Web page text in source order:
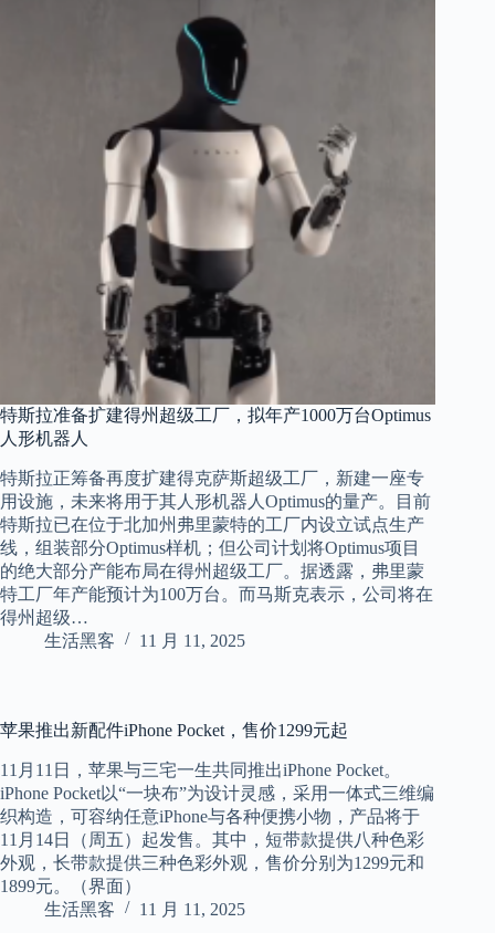
特斯拉准备扩建得州超级工厂，拟年产1000万台Optimus
人形机器人
特斯拉正筹备再度扩建得克萨斯超级工厂，新建一座专
用设施，未来将用于其人形机器人Optimus的量产。目前
特斯拉已在位于北加州弗里蒙特的工厂内设立试点生产
线，组装部分Optimus样机；但公司计划将Optimus项目
的绝大部分产能布局在得州超级工厂。据透露，弗里蒙
特工厂年产能预计为100万台。而马斯克表示，公司将在
得州超级…
生活黑客
11 月 11, 2025
苹果推出新配件iPhone Pocket，售价1299元起
11月11日，苹果与三宅一生共同推出iPhone Pocket。
iPhone Pocket以“一块布”为设计灵感，采用一体式三维编
织构造，可容纳任意iPhone与各种便携小物，产品将于
11月14日（周五）起发售。其中，短带款提供八种色彩
外观，长带款提供三种色彩外观，售价分别为1299元和
1899元。（界面）
生活黑客
11 月 11, 2025